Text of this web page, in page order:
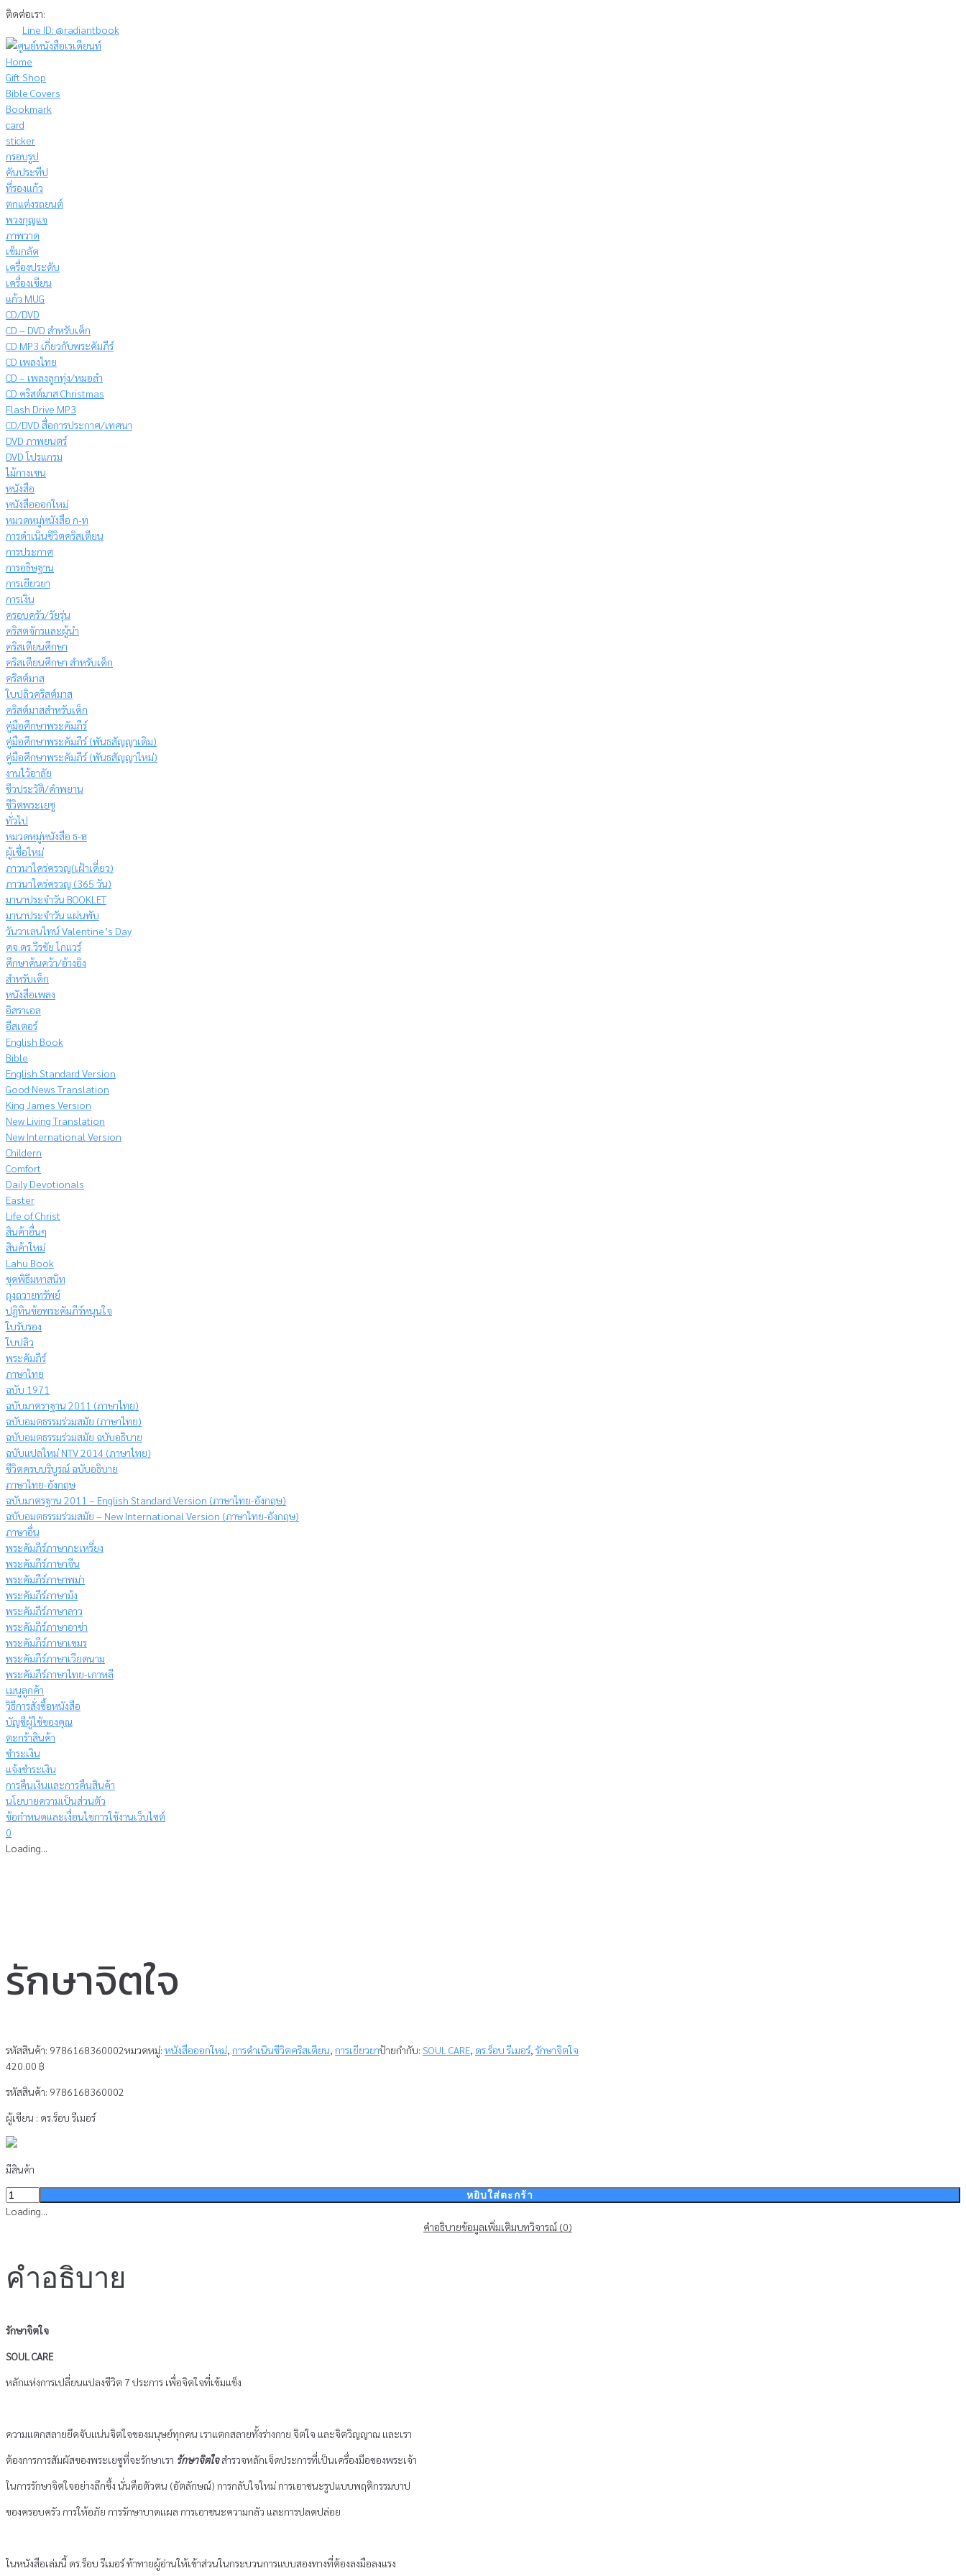
Skip
content
ติดต่อเรา:
Line ID: @radiantbook
Home
Gift Shop
Bible Covers
Bookmark
card
sticker
กรอบรูป
คันประทีป
ที่รองแก้ว
ตกแต่งรถยนต์
พวงกุญแจ
ภาพวาด
เข็มกลัด
เครื่องประดับ
เครื่องเขียน
แก้ว MUG
CD/DVD
CD – DVD สำหรับเด็ก
CD MP3 เกี่ยวกับพระคัมภีร์
CD เพลงไทย
CD – เพลงลูกทุ่ง/หมอลำ
CD คริสต์มาส Christmas
Flash Drive MP3
CD/DVD สื่อการประกาศ/เทศนา
DVD ภาพยนตร์
DVD โปรแกรม
ไม้กางเขน
หนังสือ
หนังสือออกใหม่
หมวดหมู่หนังสือ ก-ท
การดำเนินชีวิตคริสเตียน
การประกาศ
การอธิษฐาน
การเยียวยา
การเงิน
ครอบครัว/วัยรุ่น
คริสตจักรและผู้นำ
คริสเตียนศึกษา
คริสเตียนศึกษา สำหรับเด็ก
คริสต์มาส
ใบปลิวคริสต์มาส
คริสต์มาสสำหรับเด็ก
คู่มือศึกษาพระคัมภีร์
คู่มือศึกษาพระคัมภีร์ (พันธสัญญาเดิม)
คู่มือศึกษาพระคัมภีร์ (พันธสัญญาใหม่)
งานไว้อาลัย
ชีวประวัติ/คำพยาน
ชีวิตพระเยซู
ทั่วไป
หมวดหมู่หนังสือ ธ-ฮ
ผู้เชื่อใหม่
ภาวนาใคร่ครวญ(เฝ้าเดี่ยว)
ภาวนาใคร่ครวญ (365 วัน)
มานาประจำวัน BOOKLET
มานาประจำวัน แผ่นพับ
วันวาเลนไทน์ Valentine’s Day
ศจ.ดร.วีรชัย โกแวร์
ศึกษาค้นคว้า/อ้างอิง
สำหรับเด็ก
หนังสือเพลง
อิสราเอล
อีสเตอร์
English Book
Bible
English Standard Version
Good News Translation
King James Version
New Living Translation
New International Version
Childern
Comfort
Daily Devotionals
Easter
Life of Christ
สินค้าอื่นๆ
สินค้าใหม่
Lahu Book
ชุดพิธีมหาสนิท
ถุงถวายทรัพย์
ปฏิทินข้อพระคัมภีร์หนุนใจ
ใบรับรอง
ใบปลิว
พระคัมภีร์
ภาษาไทย
ฉบับ 1971
ฉบับมาตราฐาน 2011 (ภาษาไทย)
ฉบับอมตธรรมร่วมสมัย (ภาษาไทย)
ฉบับอมตธรรมร่วมสมัย ฉบับอธิบาย
ฉบับแปลใหม่ NTV 2014 (ภาษาไทย)
ชีวิตครบบริบูรณ์ ฉบับอธิบาย
ภาษาไทย-อังกฤษ
ฉบับมาตรฐาน 2011 – English Standard Version (ภาษาไทย-อังกฤษ)
ฉบับอมตธรรมร่วมสมัย – New International Version (ภาษาไทย-อังกฤษ)
ภาษาอื่น
พระคัมภีร์ภาษากะเหรี่ยง
พระคัมภีร์ภาษาจีน
พระคัมภีร์ภาษาพม่า
พระคัมภีร์ภาษาม้ง
พระคัมภีร์ภาษาลาว
พระคัมภีร์ภาษาอาข่า
พระคัมภีร์ภาษาเขมร
พระคัมภีร์ภาษาเวียดนาม
พระคัมภีร์ภาษาไทย-เกาหลี
เมนูลูกค้า
วิธีการสั่งซื้อหนังสือ
บัญชีผู้ใช้ของคุณ
ตะกร้าสินค้า
ชำระเงิน
แจ้งชำระเงิน
การคืนเงินและการคืนสินค้า
นโยบายความเป็นส่วนตัว
ข้อกำหนดและเงื่อนไขการใช้งานเว็บไซต์
0
Loading...
รักษาจิตใจ
รหัสสินค้า: 9786168360002หมวดหมู่: หนังสือออกใหม่, การดำเนินชีวิตคริสเตียน, การเยียวยาป้ายกำกับ: SOUL CARE, ดร.ร็อบ รีเมอร์, รักษาจิตใจ
420.00 ฿
รหัสสินค้า: 9786168360002
ผู้เขียน : ดร.ร็อบ รีเมอร์
มีสินค้า
จำนวน
รักษา
หยิบใส่ตะกร้า
Loading...
คำอธิบายข้อมูลเพิ่มเติมบทวิจารณ์ (0)
คำอธิบาย
รักษาจิตใจ
SOUL CARE
หลักแห่งการเปลี่ยนแปลงชีวิต 7 ประการ เพื่อจิตใจที่เข้มแข็ง
ความแตกสลายยึดจับแน่นจิตใจของมนุษย์ทุกคน เราแตกสลายทั้งร่างกาย จิตใจ และจิตวิญญาณ และเรา
ต้องการการสัมผัสของพระเยซูที่จะรักษาเรา รักษาจิตใจสำรวจหลักเจ็ดประการที่เป็นเครื่องมือของพระเจ้า
ในการรักษาจิตใจอย่างลึกซึ้ง นั่นคือตัวตน (อัตลักษณ์) การกลับใจใหม่ การเอาชนะรูปแบบพฤติกรรมบาป
ของครอบครัว การให้อภัย การรักษาบาดแผล การเอาชนะความกลัว และการปลดปล่อย
ในหนังสือเล่มนี้ ดร.ร็อบ รีเมอร์ ท้าทายผู้อ่านให้เข้าส่วนในกระบวนการแบบสองทางที่ต้องลงมือลงแรง